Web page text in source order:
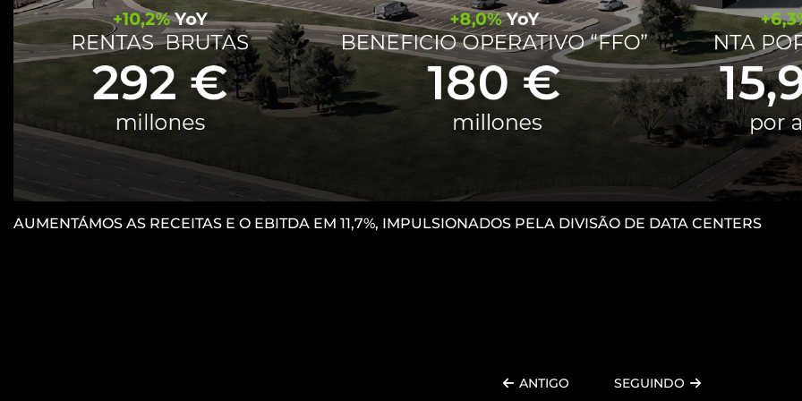
AUMENTÁMOS AS RECEITAS E O EBITDA EM 11,7%, IMPULSIONADOS PELA DIVISÃO DE DATA CENTERS
ANTIGO SEGUINDO